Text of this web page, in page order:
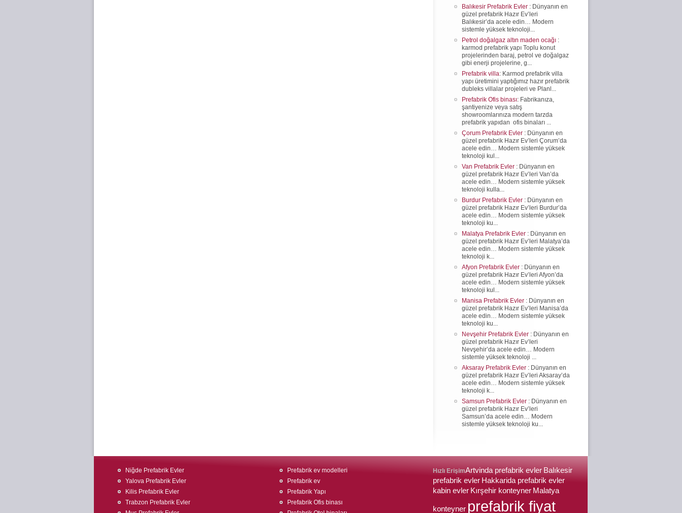
Balıkesir Prefabrik Evler : Dünyanın en
güzel prefabrik Hazır Ev’leri
Balıkesir’da acele edin… Modern
sistemle yüksek teknoloji...
Petrol doğalgaz altın maden ocağı :
karmod prefabrik yapı Toplu konut
projelerinden baraj, petrol ve doğalgaz
gibi enerji projelerine, g...
Prefabrik villa: Karmod prefabrik villa
yapı üretimini yaptığımız hazır prefabrik
dubleks villalar projeleri ve Planl...
Prefabrik Ofis binası: Fabrikanıza,
şantiyenize veya satış
showroomlarınıza modern tarzda
prefabrik yapıdan ofis binaları ...
Çorum Prefabrik Evler : Dünyanın en
güzel prefabrik Hazır Ev’leri Çorum’da
acele edin… Modern sistemle yüksek
teknoloji kul...
Van Prefabrik Evler : Dünyanın en
güzel prefabrik Hazır Ev’leri Van’da
acele edin… Modern sistemle yüksek
teknoloji kulla...
Burdur Prefabrik Evler : Dünyanın en
güzel prefabrik Hazır Ev’leri Burdur’da
acele edin… Modern sistemle yüksek
teknoloji ku...
Malatya Prefabrik Evler : Dünyanın en
güzel prefabrik Hazır Ev’leri Malatya’da
acele edin… Modern sistemle yüksek
teknoloji k...
Afyon Prefabrik Evler : Dünyanın en
güzel prefabrik Hazır Ev’leri Afyon’da
acele edin… Modern sistemle yüksek
teknoloji kul...
Manisa Prefabrik Evler : Dünyanın en
güzel prefabrik Hazır Ev’leri Manisa’da
acele edin… Modern sistemle yüksek
teknoloji ku...
Nevşehir Prefabrik Evler : Dünyanın en
güzel prefabrik Hazır Ev’leri
Nevşehir’da acele edin… Modern
sistemle yüksek teknoloji ...
Aksaray Prefabrik Evler : Dünyanın en
güzel prefabrik Hazır Ev’leri Aksaray’da
acele edin… Modern sistemle yüksek
teknoloji k...
Samsun Prefabrik Evler : Dünyanın en
güzel prefabrik Hazır Ev’leri
Samsun’da acele edin… Modern
sistemle yüksek teknoloji ku...
Niğde Prefabrik Evler
Yalova Prefabrik Evler
Kilis Prefabrik Evler
Trabzon Prefabrik Evler
Prefabrik ev modelleri
Prefabrik ev
Prefabrik Yapı
Prefabrik Ofis binası
Hızlı ErişimArtvinda prefabrik evler Balıkesir
prefabrik evler Hakkarida prefabrik evler
kabin evler Kırşehir konteyner Malatya
konteyner prefabrik fiyat